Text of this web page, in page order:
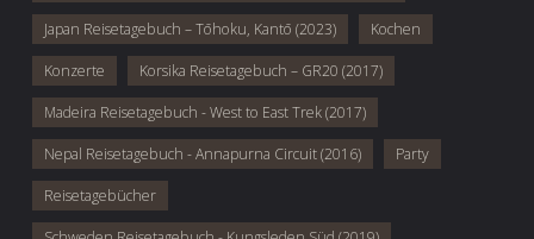
Japan Reisetagebuch – Tōhoku, Kantō (2023) Kochen
Konzerte Korsika Reisetagebuch – GR20 (2017)
Madeira Reisetagebuch - West to East Trek (2017)
Nepal Reisetagebuch - Annapurna Circuit (2016) Party
Reisetagebücher